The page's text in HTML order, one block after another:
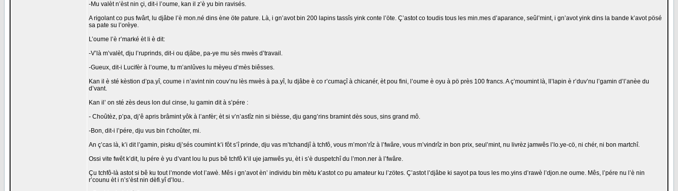
-Mu valèt n’èst nin çi, dit-i l’oume, kan il z’è yu bin ravisés.
A rigolant co pus fwârt, lu djâbe l’è mon.né dins ène öte pature. Là, i gn’avot bin 200 lapins tassîs yink conte l’öte. Ç’astot co toudis tous les min.mes d’aparance, seûl’mint, i gn’avot yink dins la bande k’avot pösé
sa pate su l’orèye.
L’oume l’è r’marké èt li è dit:
-V’là m’valèt, dju l’ruprinds, dit-i ou djâbe, pa-ye mu sès mwès d’travail.
-Gueux, dit-i Lucifèr à l’oume, tu m’anlûves lu mèyeu d’mès biêsses.
Kan il è sté kèstion d’pa.yî, coume i n’avint nin couv’nu lès mwès à pa.yî, lu djâbe è co r’cumaçî à chicanér, èt pou fini, l’oume è oyu à pö près 100 francs. A ç’moumint là, ll’lapin è r’duv’nu l’gamin d’l’anèe du
d’vant.
Kan il’ on sté zès deus lon dul cinse, lu gamin dit à s’pére :
- Choûtèz, p’pa, dj’ê apris brâmint yôk à l’anfèr; èt si v’n’astîz nin si bièsse, dju gang’rins bramint dès sous, sins grand mô.
-Bon, dit-i l’pére, dju vus bin t’choûter, mi.
An ç’cas là, k’i dit l’gamin, pisku dj’sés coumint k’i fôt s’î prinde, dju vas m’tchandjî à tchfô, vous m’mon’rîz à l’fwâre, vous m’vindrîz in bon prix, seul’mint, nu livrèz jamwês l’lo.ye-cö, ni chér, ni bon martchî.
Ossi vite fwêt k’dit, lu pére è yu d’vant lou lu pus bê tchfô k’il uje jamwês yu, èt i s’è duspetchî du l’mon.ner à l’fwâre.
Çu tchfô-là astot si bê ku tout l’monde vlot l’awè. Mês i gn’avot èn’ individu bin mètu k’astot co pu amateur ku l’zötes. Ç’astot l’djâbe ki sayot pa tous les mo.yins d’rawè l’djon.ne oume. Mês, l’pére nu l’è nin
r’counu èt i n’s’èst nin dèfi.yî d’lou..